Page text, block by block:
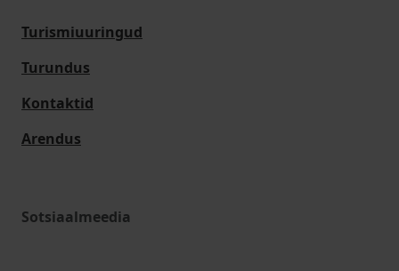
Turismiuuringud
Turundus
Kontaktid
Arendus
Sotsiaalmeedia